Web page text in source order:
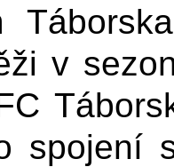
v
spojení